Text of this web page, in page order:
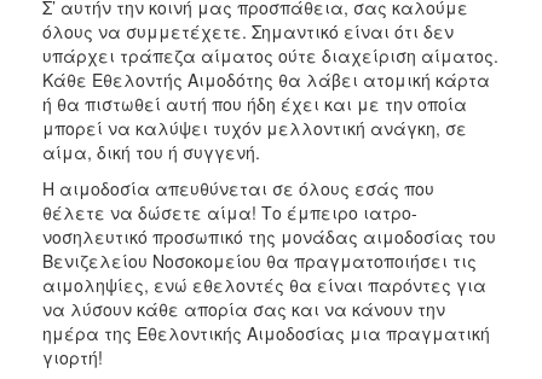
Σ’ αυτήν την κοινή μας προσπάθεια, σας καλούμε
όλους να συμμετέχετε. Σημαντικό είναι ότι δεν
υπάρχει τράπεζα αίματος ούτε διαχείριση αίματος.
Κάθε Εθελοντής Αιμοδότης θα λάβει ατομική κάρτα
ή θα πιστωθεί αυτή που ήδη έχει και με την οποία
μπορεί να καλύψει τυχόν μελλοντική ανάγκη, σε
αίμα, δική του ή συγγενή.
Η αιμοδοσία απευθύνεται σε όλους εσάς που
θέλετε να δώσετε αίμα! Το έμπειρο ιατρο-
νοσηλευτικό προσωπικό της μονάδας αιμοδοσίας του
Βενιζελείου Νοσοκομείου θα πραγματοποιήσει τις
αιμοληψίες, ενώ εθελοντές θα είναι παρόντες για
να λύσουν κάθε απορία σας και να κάνουν την
ημέρα της Εθελοντικής Αιμοδοσίας μια πραγματική
γιορτή!